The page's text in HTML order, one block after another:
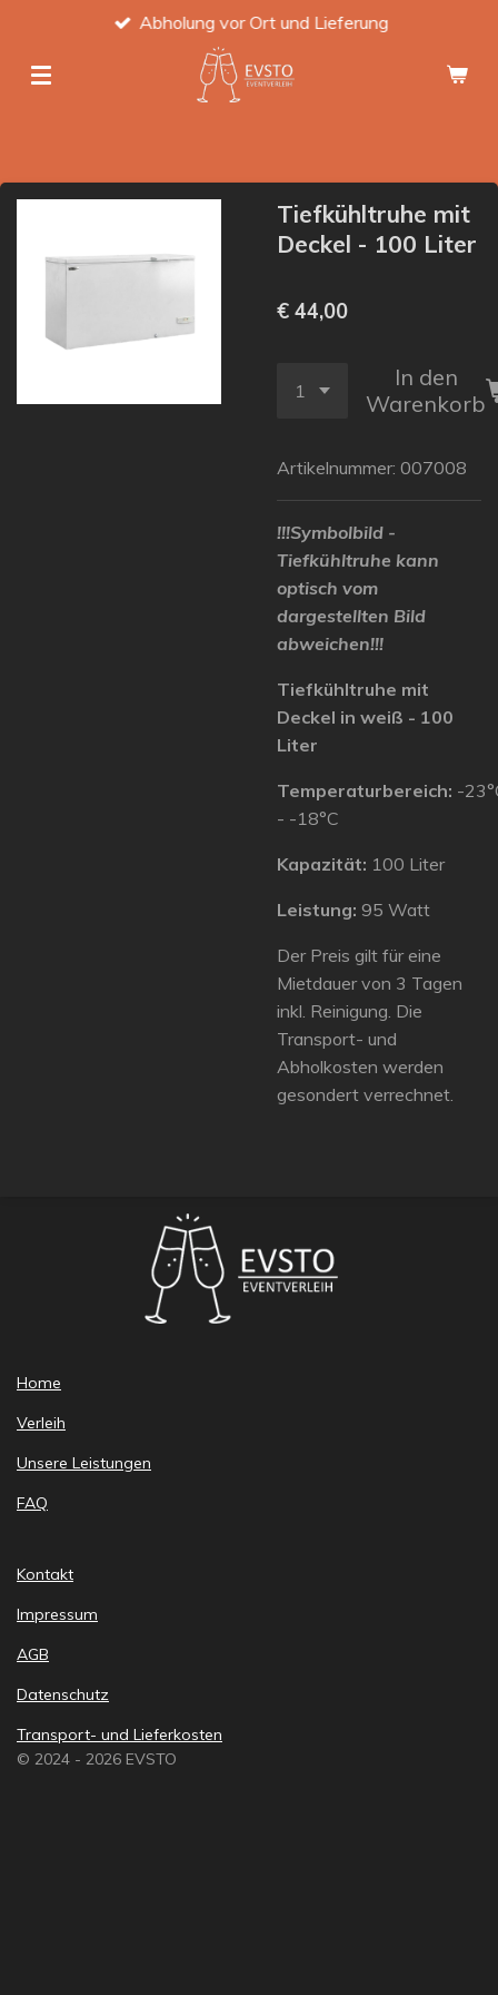
springen
Abholung vor Ort und Lieferung
Tiefkühltruhe mit
Deckel - 100 Liter
€ 44,00
In den
Warenkorb
Artikelnummer: 007008
!!!Symbolbild -
Tiefkühltruhe kann
optisch vom
dargestellten Bild
abweichen!!!
Tiefkühltruhe mit
Deckel in weiß - 100
Liter
Temperaturbereich: -
- -18°C
Kapazität: 100 Liter
Leistung: 95 Watt
Der Preis gilt für eine
Mietdauer von 3 Tagen
inkl. Reinigung. Die
Transport- und
Abholkosten werden
gesondert verrechnet.
Home
Verleih
Unsere Leistungen
FAQ
Kontakt
Impressum
AGB
Datenschutz
Transport- und Lieferkosten
© 2024 - 2026 EVSTO